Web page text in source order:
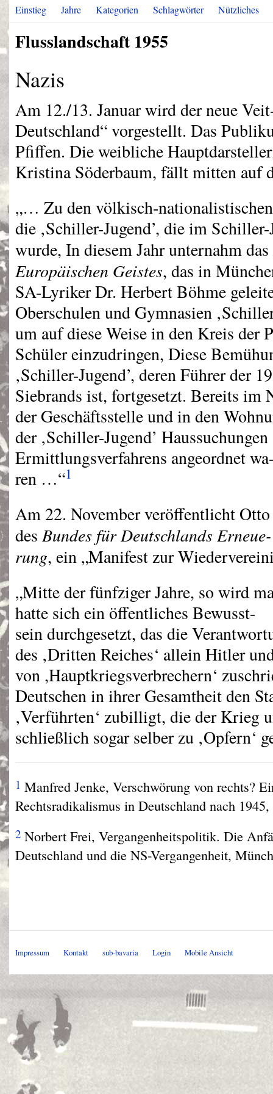
Einstieg Jahre Kategorien Schlagwörter Nützliches
Flusslandschaft 1955
Nazis
Am 12./13. Januar wird der neue
Deutschland“ vorgestellt. Das
Pfiffen. Die weibliche
Kristina Söderbaum, fällt mitten auf
„… Zu den völkisch-
die ‚Schiller-Jugend’, die im
wurde, In diesem Jahr unternahm das
Europäischen Geistes, das in
SA-Lyriker Dr. Herbert Böhme
Oberschulen und Gymnasien
um auf diese Weise in den Kreis der
Schüler einzudringen, Diese
‚Schiller-Jugend’, deren Führer der
Siebrands ist, fortgesetzt. Bereits im
der Geschäftsstelle und in den
der ‚Schiller-Jugend’
Ermittlungsverfahrens angeordnet
ren …“1
Am 22. November veröffentlicht Otto
desBundes für Deutschlands Erneue-
rung, ein „Manifest zur
„Mitte der fünfziger Jahre, so wird
hatte sich ein öffentliches Bewusst-
sein durchgesetzt, das die
des ‚Dritten Reiches‘ allein Hitler
von ,Hauptkriegsverbrechern‘
Deutschen in ihrer Gesamtheit den
‚Verführten‘ zubilligt, die der Krieg
schließlich sogar selber zu ‚Opfern‘
1 Manfred Jenke, Verschwörung von rechts?
Rechtsradikalismus in Deutschland nach
2 Norbert Frei, Vergangenheitspolitik. Die
Deutschland und die NS-Vergangenheit,
Impressum Kontakt sub-bavaria Login Mobile Ansicht